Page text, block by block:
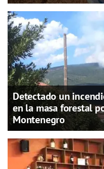
Detectado un
en la masa forestal
Montenegro